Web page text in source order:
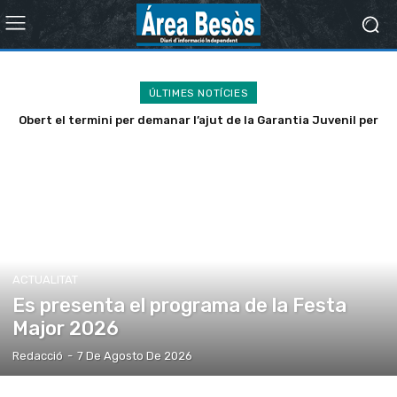
ÚLTIMES NOTÍCIES
Obert el termini per demanar l’ajut de la Garantia Juvenil per
ACTUALITAT
Es presenta el programa de la Festa
Major 2026
Redacció - 7 De Agosto De 2026